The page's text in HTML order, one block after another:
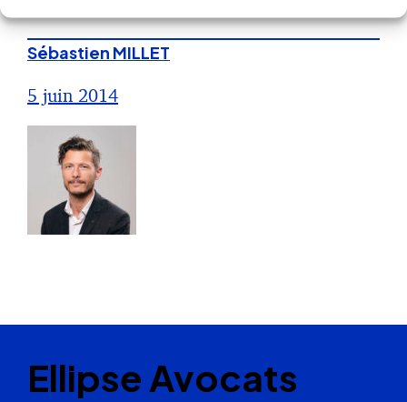
Sébastien MILLET
5 juin 2014
Ellipse Avocats